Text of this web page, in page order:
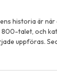
historia är
800-talet, och
uppföras.